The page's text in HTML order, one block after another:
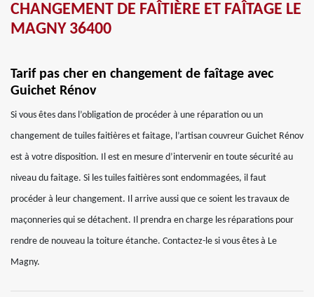
CHANGEMENT DE FAÎTIÈRE ET FAÎTAGE LE
MAGNY 36400
Tarif pas cher en changement de faîtage avec
Guichet Rénov
Si vous êtes dans l’obligation de procéder à une réparation ou un
changement de tuiles faitières et faitage, l’artisan couvreur Guichet Rénov
est à votre disposition. Il est en mesure d’intervenir en toute sécurité au
niveau du faitage. Si les tuiles faitières sont endommagées, il faut
procéder à leur changement. Il arrive aussi que ce soient les travaux de
maçonneries qui se détachent. Il prendra en charge les réparations pour
rendre de nouveau la toiture étanche. Contactez-le si vous êtes à Le
Magny.